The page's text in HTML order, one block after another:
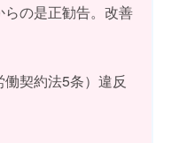
らの是正勧告。改善
働契約法5条）違反